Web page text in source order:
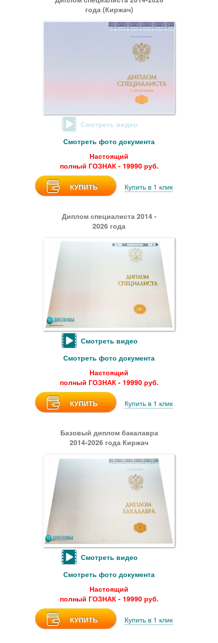
года (Киржач)
Смотреть видео
Смотреть фото документа
Настоящий
полный ГОЗНАК - 19990 руб.
КУПИТЬ Купить в 1 клик
Диплом специалиста 2014 -
2026 года
Смотреть видео
Смотреть фото документа
Настоящий
полный ГОЗНАК - 19990 руб.
КУПИТЬ Купить в 1 клик
Базовый диплом бакалавра
2014-2026 года Киржач
Смотреть видео
Смотреть фото документа
Настоящий
полный ГОЗНАК - 19990 руб.
КУПИТЬ Купить в 1 клик